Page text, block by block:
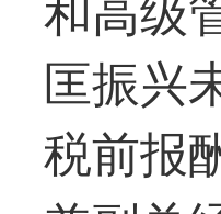
匡振兴
税前报